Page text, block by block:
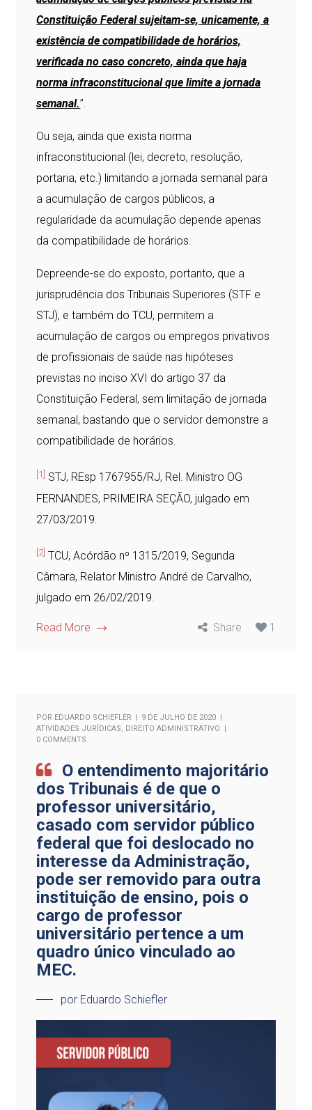
Constituição Federal sujeitam-se, unicamente, a
existência de compatibilidade de horários,
verificada no caso concreto, ainda que haja
norma infraconstitucional que limite a jornada
semanal.”.
Ou seja, ainda que exista norma
infraconstitucional (lei, decreto, resolução,
portaria, etc.) limitando a jornada semanal para
a acumulação de cargos públicos, a
regularidade da acumulação depende apenas
da compatibilidade de horários.
Depreende-se do exposto, portanto, que a
jurisprudência dos Tribunais Superiores (STF e
STJ), e também do TCU, permitem a
acumulação de cargos ou empregos privativos
de profissionais de saúde nas hipóteses
previstas no inciso XVI do artigo 37 da
Constituição Federal, sem limitação de jornada
semanal, bastando que o servidor demonstre a
compatibilidade de horários.
[1] STJ, REsp 1767955/RJ, Rel. Ministro OG
FERNANDES, PRIMEIRA SEÇÃO, julgado em
27/03/2019.
[2] TCU, Acórdão nº 1315/2019, Segunda
Câmara, Relator Ministro André de Carvalho,
julgado em 26/02/2019.
Read More Share 1
POR EDUARDO SCHIEFLER
9 DE JULHO DE 2020
ATIVIDADES JURÍDICAS, DIREITO ADMINISTRATIVO
0 COMMENTS
O entendimento majoritário
dos Tribunais é de que o
professor universitário,
casado com servidor público
federal que foi deslocado no
interesse da Administração,
pode ser removido para outra
instituição de ensino, pois o
cargo de professor
universitário pertence a um
quadro único vinculado ao
MEC.
por Eduardo Schiefler